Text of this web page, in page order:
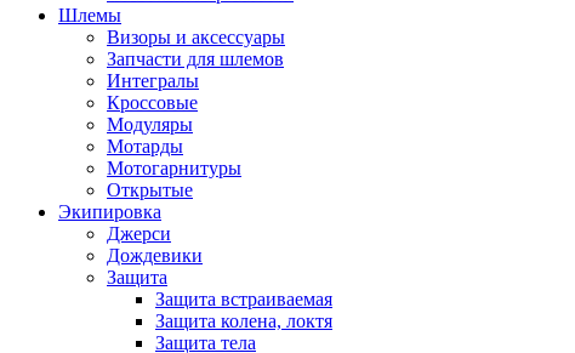
Шлемы
Визоры и аксессуары
Запчасти для шлемов
Интегралы
Кроссовые
Модуляры
Мотарды
Мотогарнитуры
Открытые
Экипировка
Джерси
Дождевики
Защита
Защита встраиваемая
Защита колена, локтя
Защита тела